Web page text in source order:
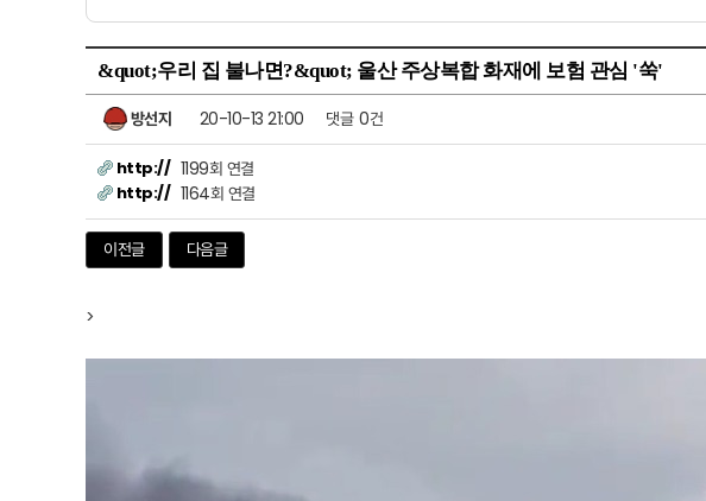
&quot;우리 집 불나면?&quot; 울산 주상복합 화재에 보험 관심 '쑥'
방선지 20-10-13 21:00 댓글 0건
http:// 1199회 연결
http:// 1164회 연결
이전글 다음글
>